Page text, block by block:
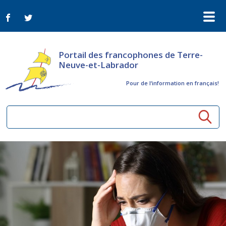
Portail des francophones de Terre-
Neuve-et-Labrador
Pour de l‘information en français!
Ressources communautaires
Aînés
Activités à distance
ConnectAînés
Arts et culture
Appels d'offres du secteur culturel
Plan de Développement Global
Organismes
Bulletin Le FrancoTNL